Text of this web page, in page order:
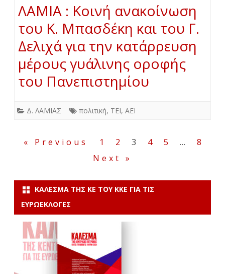
ΛΑΜΙΑ : Κοινή ανακοίνωση
του Κ. Μπασδέκη και του Γ.
Δελιχά για την κατάρρευση
μέρους γυάλινης οροφής
του Πανεπιστημίου
Δ. ΛΑΜΙΑΣ πολιτική, ΤΕΙ, ΑΕΙ
Σελιδοποίηση
« Previous 1 2 3 4 5 …
8
Next »
ΚΆΛΕΣΜΑ ΤΗΣ ΚΕ ΤΟΥ ΚΚΕ ΓΙΑ ΤΙΣ
ΕΥΡΩΕΚΛΟΓΈΣ